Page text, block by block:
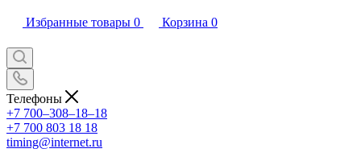
Избранные товары 0 Корзина 0
Телефоны
+7 700‒308‒18‒18
+7 700 803 18 18
timing@internet.ru